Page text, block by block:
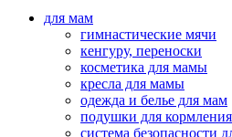
для мам
гимнастические мячи
кенгуру, переноски
косметика для мамы
кресла для мамы
одежда и белье для мам
подушки для кормления
система безопасности